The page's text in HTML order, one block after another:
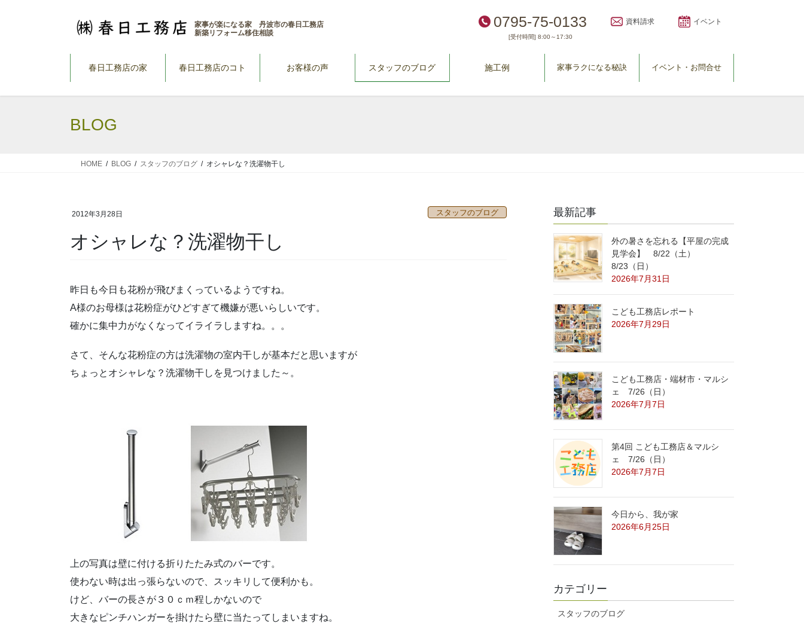
家事が楽になる家 丹波市の春日工務店
新築リフォーム移住相談
0795-75-0133
[受付時間] 8:00～17:30
資料請求 イベント
春日工務店の家 春日工務店のコト お客様の声 スタッフのブログ 施工例 家事ラクになる秘訣 イベント・お問合せ
BLOG
HOME BLOG スタッフのブログ オシャレな？洗濯物干し
2012年3月28日 スタッフのブログ
オシャレな？洗濯物干し
昨日も今日も花粉が飛びまくっているようですね。
A様のお母様は花粉症がひどすぎて機嫌が悪いらしいです。
確かに集中力がなくなってイライラしますね。。。
さて、そんな花粉症の方は洗濯物の室内干しが基本だと思いますが
ちょっとオシャレな？洗濯物干しを見つけました～。
上の写真は壁に付ける折りたたみ式のバーです。
使わない時は出っ張らないので、スッキリして便利かも。
けど、バーの長さが３０ｃｍ程しかないので
大きなピンチハンガーを掛けたら壁に当たってしまいますね。
最新記事
外の暑さを忘れる【平屋の完成
見学会】 8/22（土）
8/23（日）
2026年7月31日
こども工務店レポート
2026年7月29日
こども工務店・端材市・マルシ
ェ 7/26（日）
2026年7月7日
第4回 こども工務店＆マルシ
ェ 7/26（日）
2026年7月7日
今日から、我が家
2026年6月25日
カテゴリー
スタッフのブログ